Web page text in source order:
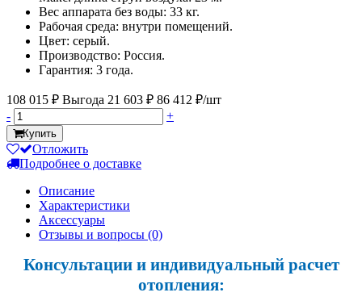
Вес аппарата без воды: 33 кг.
Рабочая среда: внутри помещений.
Цвет: серый.
Производство: Россия.
Гарантия: 3 года.
108 015 ₽ Выгода 21 603 ₽ 86 412 ₽/шт
-
+
Купить
Отложить
Подробнее о доставке
Описание
Характеристики
Аксессуары
Отзывы и вопросы (0)
Консультации и индивидуальный расчет
отопления: